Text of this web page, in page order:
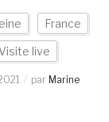
France
live
par Marine